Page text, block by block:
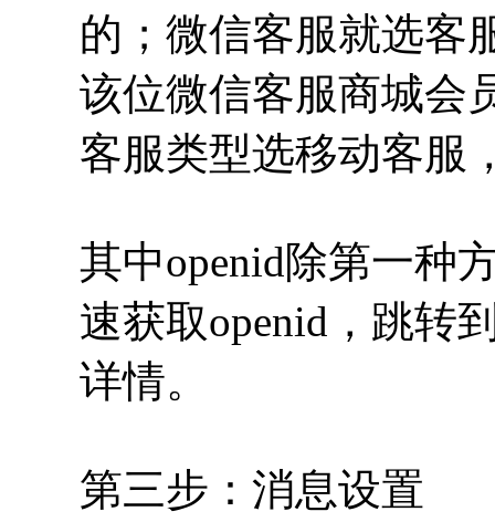
的；微信客服就选客
该位微信客服商城会
客服类型选移动客服
其中openid除第一种
速获取openid，跳转
详情。
第三步：消息设置